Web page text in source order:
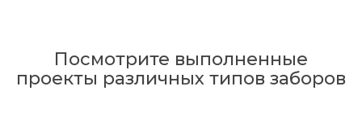
Посмотрите выполненные
проекты различных типов заборов